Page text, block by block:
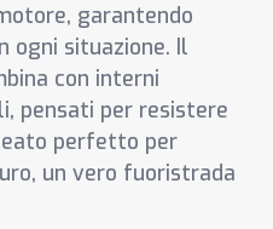
garantendo
ogni situazione. Il
con interni
pensati per resistere
perfetto per
un vero fuoristrada